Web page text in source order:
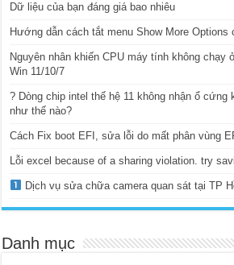
Dữ liệu của bạn đáng giá bao nhiêu
Hướng dẫn cách tắt menu Show More Options
Nguyên nhân khiến CPU máy tính không chạy
Win 11/10/7
? Dòng chip intel thế hệ 11 không nhận ổ cứng
như thế nào?
Cách Fix boot EFI, sửa lỗi do mất phân vùng
Lỗi excel because of a sharing violation. try
Dịch vụ sửa chữa camera quan sát tại TP
Danh mục